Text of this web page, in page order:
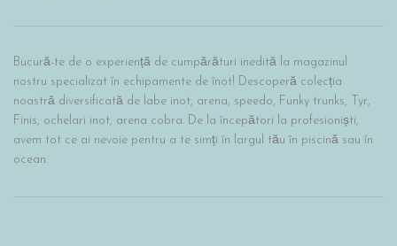
Bucură-te de o experiență de cumpărături inedită la magazinul
nostru specializat în echipamente de înot! Descoperă colecția
noastră diversificată de labe inot, arena, speedo, Funky trunks, Tyr,
Finis, ochelari inot, arena cobra. De la începători la profesioniști,
avem tot ce ai nevoie pentru a te simți în largul tău în piscină sau în
ocean.